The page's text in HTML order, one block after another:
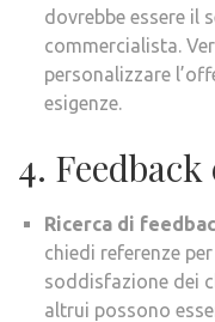
dovrebbe essere il
commercialista.
personalizzare
esigenze.
4.
Ricerca di
chiedi referenze
soddisfazione dei
altrui possono